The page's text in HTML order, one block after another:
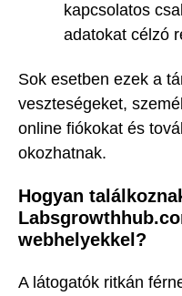
kapcsolatos
adatokat célzó
Sok esetben ezek a
veszteségeket,
online fiókokat és
okozhatnak.
Hogyan
webhelyekkel?
A látogatók ritkán